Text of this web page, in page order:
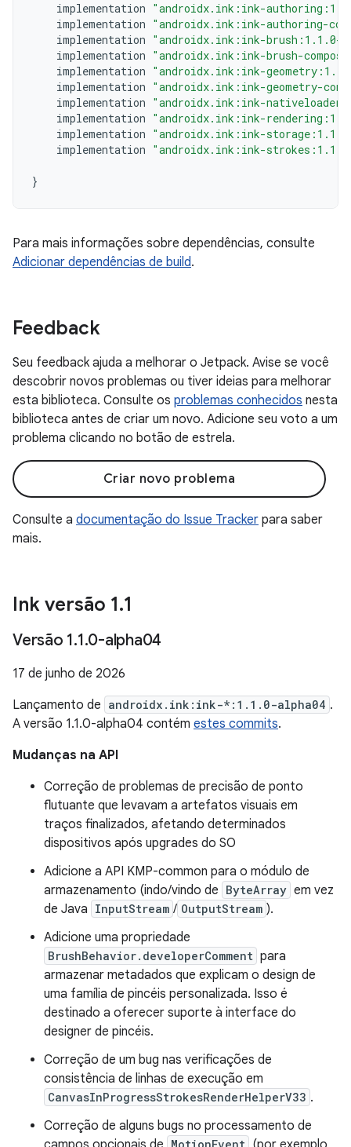
implementation "androidx.ink:ink-
implementation "androidx.ink:ink-authoring-
implementation "androidx.ink:ink-brush:1.1.0-
implementation "androidx.ink:ink-brush-
implementation "androidx.ink:ink-
implementation "androidx.ink:ink-geometry-
implementation "androidx.ink:ink-
implementation "androidx.ink:ink-
implementation "androidx.ink:ink-
implementation "androidx.ink:ink-
}
Para mais informações sobre dependências, consulte
Adicionar dependências de build.
Feedback
Seu feedback ajuda a melhorar o Jetpack. Avise se você
descobrir novos problemas ou tiver ideias para melhorar
esta biblioteca. Consulte os problemas conhecidos nesta
biblioteca antes de criar um novo. Adicione seu voto a um
problema clicando no botão de estrela.
Criar novo problema
Consulte a documentação do Issue Tracker para saber
mais.
Ink versão 1.1
Versão 1.1.0-alpha04
17 de junho de 2026
Lançamento de androidx.ink:ink-*:1.1.0-alpha04 .
A versão 1.1.0-alpha04 contém estes commits.
Mudanças na API
Correção de problemas de precisão de ponto
flutuante que levavam a artefatos visuais em
traços finalizados, afetando determinados
dispositivos após upgrades do SO
Adicione a API KMP-common para o módulo de
armazenamento (indo/vindo de ByteArray em vez
de Java InputStream / OutputStream ).
Adicione uma propriedade
BrushBehavior.developerComment para
armazenar metadados que explicam o design de
uma família de pincéis personalizada. Isso é
destinado a oferecer suporte à interface do
designer de pincéis.
Correção de um bug nas verificações de
consistência de linhas de execução em
CanvasInProgressStrokesRenderHelperV33 .
Correção de alguns bugs no processamento de